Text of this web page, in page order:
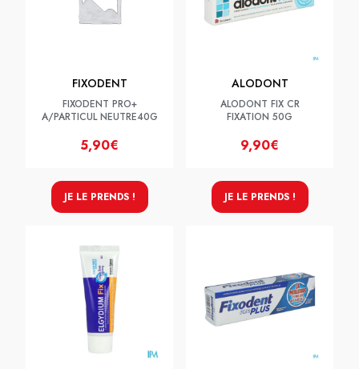
FIXODENT
FIXODENT PRO+
A/PARTICUL NEUTRE40G
5,90€
JE LE PRENDS !
ALODONT
ALODONT FIX CR
FIXATION 50G
9,90€
JE LE PRENDS !